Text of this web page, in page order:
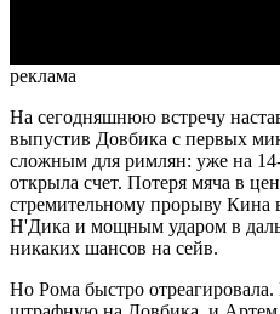
реклама
На сегодняшнюю встречу
выпустив Довбика с первых
сложным для римлян: уже на
открыла счет. Потеря мяча в
стремительному прорыву
Н'Дика и мощным ударом в
никаких шансов на сейв.
Но Рома быстро отреагировала.